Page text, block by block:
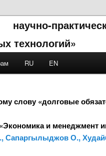
научно-
технологий»
RU EN
слову «долговые
и менеджмент
Сапаргылыджов О.,